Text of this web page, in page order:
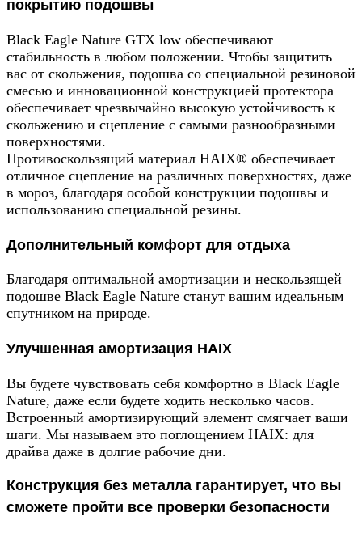
покрытию подошвы
Black Eagle Nature GTX low обеспечивают
стабильность в любом положении. Чтобы защитить
вас от скольжения, подошва со специальной резиновой
смесью и инновационной конструкцией протектора
обеспечивает чрезвычайно высокую устойчивость к
скольжению и сцепление с самыми разнообразными
поверхностями.
Противоскользящий материал HAIX® обеспечивает
отличное сцепление на различных поверхностях, даже
в мороз, благодаря особой конструкции подошвы и
использованию специальной резины.
Дополнительный комфорт для отдыха
Благодаря оптимальной амортизации и нескользящей
подошве Black Eagle Nature станут вашим идеальным
спутником на природе.
Улучшенная амортизация HAIX
Вы будете чувствовать себя комфортно в Black Eagle
Nature, даже если будете ходить несколько часов.
Встроенный амортизирующий элемент смягчает ваши
шаги. Мы называем это поглощением HAIX: для
драйва даже в долгие рабочие дни.
Конструкция без металла гарантирует, что вы
сможете пройти все проверки безопасности